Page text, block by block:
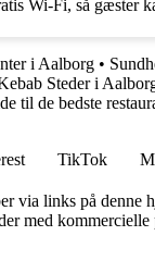
Wi-Fi, så gæster
i Aalborg •
Steder i
til de bedste
TikTok
via links på denne
med